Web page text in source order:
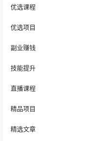
优选课程
优选项目
副业赚钱
技能提升
直播课程
精品项目
精选文章